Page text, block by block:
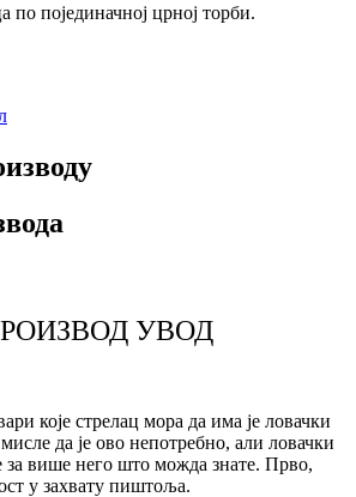
по појединачној црној торби.
УВОД
које стрелац мора да има је ловачки
да је ово непотребно, али ловачки
за више него што можда знате. Прво,
у захвату пиштоља.